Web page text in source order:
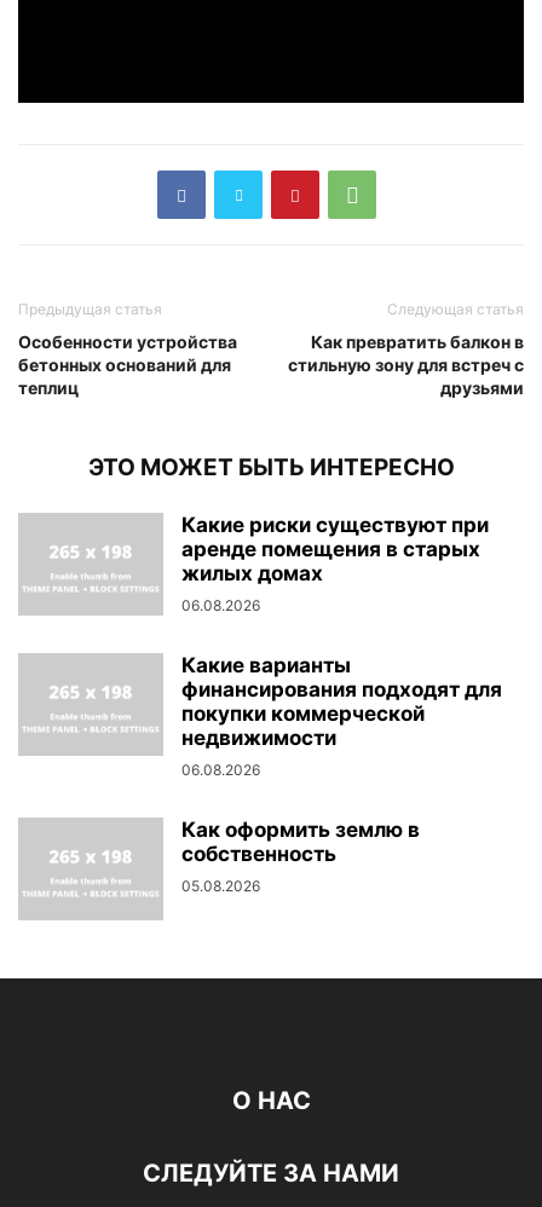
Предыдущая статья
Особенности устройства
бетонных оснований для
теплиц
Следующая статья
Как превратить балкон в
стильную зону для встреч с
друзьями
ЭТО МОЖЕТ БЫТЬ ИНТЕРЕСНО
Какие риски существуют при
аренде помещения в старых
жилых домах
06.08.2026
Какие варианты
финансирования подходят для
покупки коммерческой
недвижимости
06.08.2026
Как оформить землю в
собственность
05.08.2026
О НАС
СЛЕДУЙТЕ ЗА НАМИ